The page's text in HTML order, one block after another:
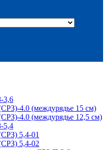
3,6
4.0 (междурядье 15 см)
4.0 (междурядье 12,5 см)
5,4
5,4-01
5,4-02